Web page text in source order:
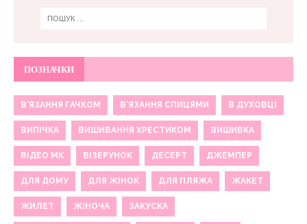
ПОЗНАЧКИ
В'ЯЗАННЯ ГАЧКОМ В'ЯЗАННЯ СПИЦЯМИ В ДУХОВЦІ
ВИПІЧКА ВИШИВАННЯ ХРЕСТИКОМ ВИШИВКА
ВІДЕО МК ВІЗЕРУНОК ДЕСЕРТ ДЖЕМПЕР
ДЛЯ ДОМУ ДЛЯ ЖІНОК ДЛЯ ПЛЯЖА ЖАКЕТ
ЖИЛЕТ ЖІНОЧА ЗАКУСКА